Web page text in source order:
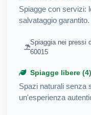
Spiagge con servizi:
salvataggio
Spiaggia nei pressi
60015
Spiagge libere (4)
Spazi naturali senza
un'esperienza